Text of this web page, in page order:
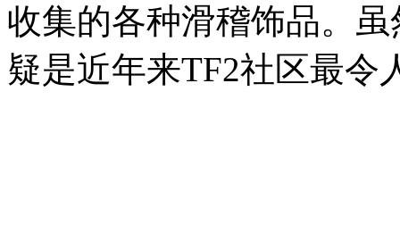
收集的各种滑稽饰品。
疑是近年来TF2社区最令